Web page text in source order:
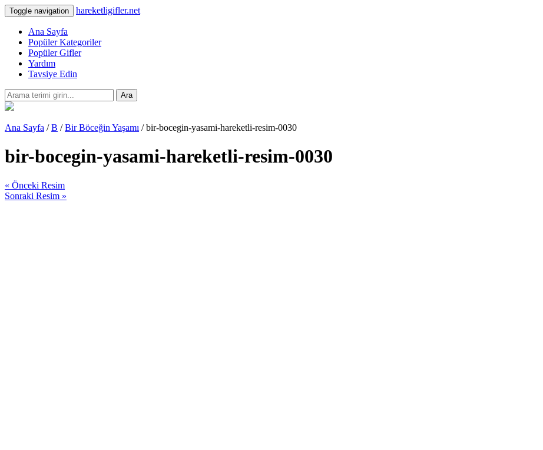
Toggle navigation hareketligifler.net
Ana Sayfa
Popüler Kategoriler
Popüler Gifler
Yardım
Tavsiye Edin
Ara
Ana Sayfa /B /Bir Böceğin Yaşamı / bir-bocegin-yasami-hareketli-resim-0030
bir-bocegin-yasami-hareketli-resim-0030
« Önceki Resim
Sonraki Resim »